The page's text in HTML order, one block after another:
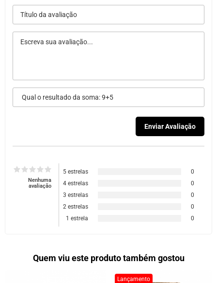
Nenhuma
avaliação
5 estrelas
0
4 estrelas
0
3 estrelas
0
2 estrelas
0
1 estrela
0
Quem viu este produto também gostou
Lançamento